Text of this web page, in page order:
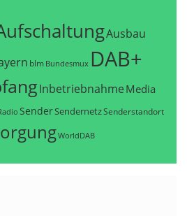
Ausbau
blm Bundesmux DAB+
Inbetriebnahme Media
SenderSendernetzSenderstandort
WorldDAB